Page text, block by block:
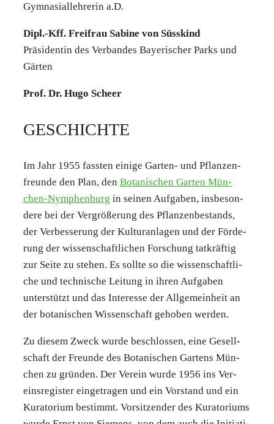
Gym­na­si­al­leh­re­rin a.D.
Dipl.-Kff. Frei­frau Sabi­ne von Süss­kind
Prä­si­den­tin des Ver­ban­des Baye­ri­scher Parks und
Gär­ten
Prof. Dr. Hugo Scheer
GESCHICH­TE
Im Jahr 1955 fass­ten eini­ge Gar­ten- und Pflan­zen­
freun­de den Plan, den Bota­ni­schen Gar­ten Mün­
chen-Nym­phen­burg in sei­nen Auf­ga­ben, ins­be­son­
de­re bei der Ver­grö­ße­rung des Pflan­zen­be­stands,
der Ver­bes­se­rung der Kul­tur­anla­gen und der För­de­
rung der wis­sen­schaft­li­chen For­schung tat­kräf­tig
zur Sei­te zu ste­hen. Es soll­te so die wis­sen­schaft­li­
che und tech­ni­sche Lei­tung in ihren Auf­ga­ben
unter­stützt und das Inter­es­se der All­ge­mein­heit an
der bota­ni­schen Wis­sen­schaft geho­ben wer­den.
Zu die­sem Zweck wur­de beschlos­sen, eine Gesell­
schaft der Freun­de des Bota­ni­schen Gar­tens Mün­
chen zu grün­den. Der Ver­ein wur­de 1956 ins Ver­
eins­re­gis­ter ein­ge­tra­gen und ein Vor­stand und ein
Kura­to­ri­um bestimmt. Vor­sit­zen­der des Kura­to­ri­ums